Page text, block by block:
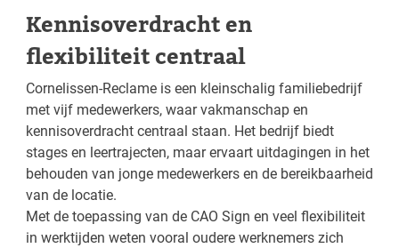
Kennisoverdracht en
flexibiliteit centraal
Cornelissen-Reclame is een kleinschalig familiebedrijf
met vijf medewerkers, waar vakmanschap en
kennisoverdracht centraal staan. Het bedrijf biedt
stages en leertrajecten, maar ervaart uitdagingen in het
behouden van jonge medewerkers en de bereikbaarheid
van de locatie.
Met de toepassing van de CAO Sign en veel flexibiliteit
in werktijden weten vooral oudere werknemers zich